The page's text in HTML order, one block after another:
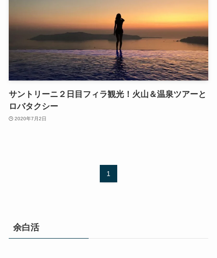
サントリーニ２日目フィラ観光！火山＆温泉ツアーと
ロバタクシー
2020年7月2日
1
余白活